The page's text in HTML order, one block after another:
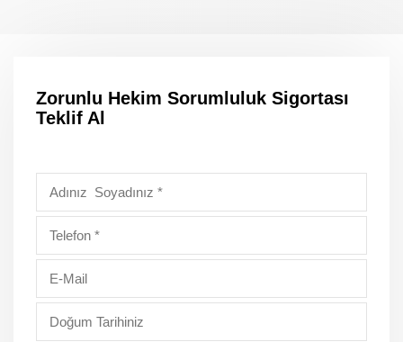
Zorunlu Hekim Sorumluluk Sigortası
Teklif Al